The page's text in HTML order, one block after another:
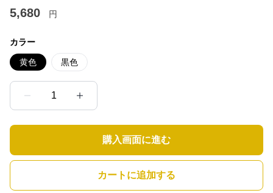
5,680 円
カラー
黄色 黒色
1
購入画面に進む
カートに追加する